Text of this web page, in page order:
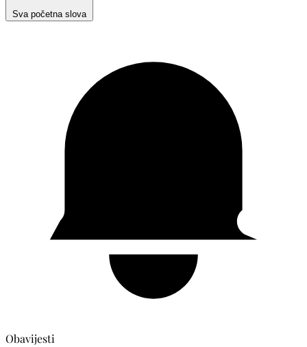
Sva početna slova
Obavijesti